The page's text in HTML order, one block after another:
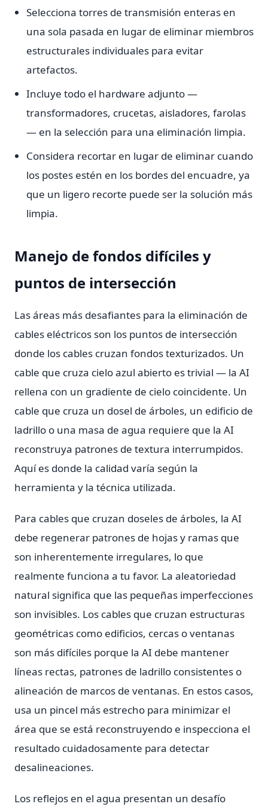
Selecciona torres de transmisión enteras en
una sola pasada en lugar de eliminar miembros
estructurales individuales para evitar
artefactos.
Incluye todo el hardware adjunto —
transformadores, crucetas, aisladores, farolas
— en la selección para una eliminación limpia.
Considera recortar en lugar de eliminar cuando
los postes estén en los bordes del encuadre, ya
que un ligero recorte puede ser la solución más
limpia.
Manejo de fondos difíciles y
puntos de intersección
Las áreas más desafiantes para la eliminación de
cables eléctricos son los puntos de intersección
donde los cables cruzan fondos texturizados. Un
cable que cruza cielo azul abierto es trivial — la AI
rellena con un gradiente de cielo coincidente. Un
cable que cruza un dosel de árboles, un edificio de
ladrillo o una masa de agua requiere que la AI
reconstruya patrones de textura interrumpidos.
Aquí es donde la calidad varía según la
herramienta y la técnica utilizada.
Para cables que cruzan doseles de árboles, la AI
debe regenerar patrones de hojas y ramas que
son inherentemente irregulares, lo que
realmente funciona a tu favor. La aleatoriedad
natural significa que las pequeñas imperfecciones
son invisibles. Los cables que cruzan estructuras
geométricas como edificios, cercas o ventanas
son más difíciles porque la AI debe mantener
líneas rectas, patrones de ladrillo consistentes o
alineación de marcos de ventanas. En estos casos,
usa un pincel más estrecho para minimizar el
área que se está reconstruyendo e inspecciona el
resultado cuidadosamente para detectar
desalineaciones.
Los reflejos en el agua presentan un desafío